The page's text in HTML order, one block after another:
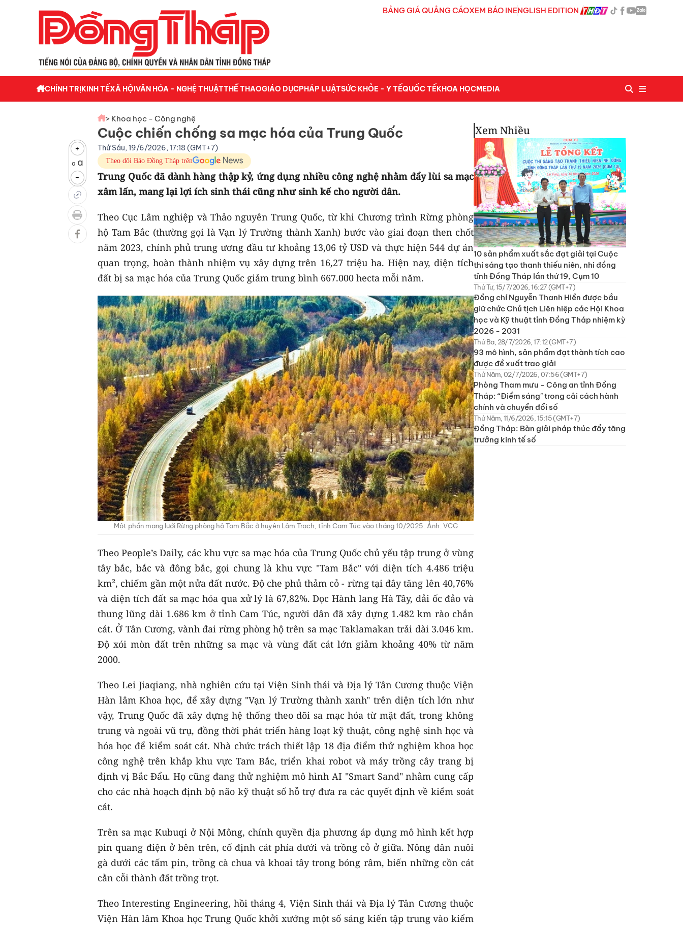
BẢNG GIÁ QUẢNG CÁOXEM BÁO INENGLISH EDITION Zalo
CHÍNH TRỊKINH TẾXÃ HỘIVĂN HÓA - NGHỆ THUẬTTHỂ THAOGIÁO DỤCPHÁP LUẬTSỨC KHỎE - Y TẾQUỐC TẾKHOA HỌCMEDIA
+
a a
-
> Khoa học - Công nghệ
Cuộc chiến chống sa mạc hóa của Trung Quốc
Thứ Sáu, 19/6/2026, 17:18 (GMT+7)
Theo dõi Báo Đồng Tháp trên
Trung Quốc đã dành hàng thập kỷ, ứng dụng nhiều công nghệ nhằm đẩy lùi sa mạc
xâm lấn, mang lại lợi ích sinh thái cũng như sinh kế cho người dân.
Theo Cục Lâm nghiệp và Thảo nguyên Trung Quốc, từ khi Chương trình Rừng phòng
hộ Tam Bắc (thường gọi là Vạn lý Trường thành Xanh) bước vào giai đoạn then chốt
năm 2023, chính phủ trung ương đầu tư khoảng 13,06 tỷ USD và thực hiện 544 dự án
quan trọng, hoàn thành nhiệm vụ xây dựng trên 16,27 triệu ha. Hiện nay, diện tích
đất bị sa mạc hóa của Trung Quốc giảm trung bình 667.000 hecta mỗi năm.
Một phần mạng lưới Rừng phòng hộ Tam Bắc ở huyện Lâm Trạch, tỉnh Cam Túc vào tháng 10/2025. Ảnh: VCG
Theo People’s Daily, các khu vực sa mạc hóa của Trung Quốc chủ yếu tập trung ở vùng
tây bắc, bắc và đông bắc, gọi chung là khu vực "Tam Bắc" với diện tích 4.486 triệu
km², chiếm gần một nửa đất nước. Độ che phủ thảm cỏ - rừng tại đây tăng lên 40,76%
và diện tích đất sa mạc hóa qua xử lý là 67,82%. Dọc Hành lang Hà Tây, dải ốc đảo và
thung lũng dài 1.686 km ở tỉnh Cam Túc, người dân đã xây dựng 1.482 km rào chắn
cát. Ở Tân Cương, vành đai rừng phòng hộ trên sa mạc Taklamakan trải dài 3.046 km.
Độ xói mòn đất trên những sa mạc và vùng đất cát lớn giảm khoảng 40% từ năm
2000.
Theo Lei Jiaqiang, nhà nghiên cứu tại Viện Sinh thái và Địa lý Tân Cương thuộc Viện
Hàn lâm Khoa học, để xây dựng "Vạn lý Trường thành xanh" trên diện tích lớn như
vậy, Trung Quốc đã xây dựng hệ thống theo dõi sa mạc hóa từ mặt đất, trong không
trung và ngoài vũ trụ, đồng thời phát triển hàng loạt kỹ thuật, công nghệ sinh học và
hóa học để kiểm soát cát. Nhà chức trách thiết lập 18 địa điểm thử nghiệm khoa học
công nghệ trên khắp khu vực Tam Bắc, triển khai robot và máy trồng cây trang bị
định vị Bắc Đẩu. Họ cũng đang thử nghiệm mô hình AI "Smart Sand" nhằm cung cấp
cho các nhà hoạch định bộ não kỹ thuật số hỗ trợ đưa ra các quyết định về kiểm soát
cát.
Trên sa mạc Kubuqi ở Nội Mông, chính quyền địa phương áp dụng mô hình kết hợp
pin quang điện ở bên trên, cố định cát phía dưới và trồng cỏ ở giữa. Nông dân nuôi
gà dưới các tấm pin, trồng cà chua và khoai tây trong bóng râm, biến những cồn cát
cằn cỗi thành đất trồng trọt.
Theo Interesting Engineering, hồi tháng 4, Viện Sinh thái và Địa lý Tân Cương thuộc
Viện Hàn lâm Khoa học Trung Quốc khởi xướng một số sáng kiến tập trung vào kiểm
Xem Nhiều
10 sản phẩm xuất sắc đạt giải tại Cuộc
thi sáng tạo thanh thiếu niên, nhi đồng
tỉnh Đồng Tháp lần thứ 19, Cụm 10
Thứ Tư, 15/7/2026, 16:27 (GMT+7)
Đồng chí Nguyễn Thanh Hiền được bầu
giữ chức Chủ tịch Liên hiệp các Hội Khoa
học và Kỹ thuật tỉnh Đồng Tháp nhiệm kỳ
2026 - 2031
Thứ Ba, 28/7/2026, 17:12 (GMT+7)
93 mô hình, sản phẩm đạt thành tích cao
được đề xuất trao giải
Thứ Năm, 02/7/2026, 07:56 (GMT+7)
Phòng Tham mưu - Công an tỉnh Đồng
Tháp: “Điểm sáng" trong cải cách hành
chính và chuyển đổi số
Thứ Năm, 11/6/2026, 15:15 (GMT+7)
Đồng Tháp: Bàn giải pháp thúc đẩy tăng
trưởng kinh tế số